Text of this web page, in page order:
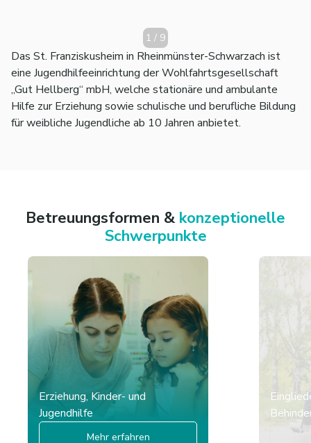
1 / 9
Das St. Franziskusheim in Rheinmünster-Schwarzach ist
eine Jugendhilfeeinrichtung der Wohlfahrtsgesellschaft
„Gut Hellberg“ mbH, welche stationäre und ambulante
Hilfe zur Erziehung sowie schulische und berufliche Bildung
für weibliche Jugendliche ab 10 Jahren anbietet.
Betreuungsformen & konzeptionelle
Schwerpunkte
Erziehung, Kinder- und
Jugendhilfe
Mehr erfahren